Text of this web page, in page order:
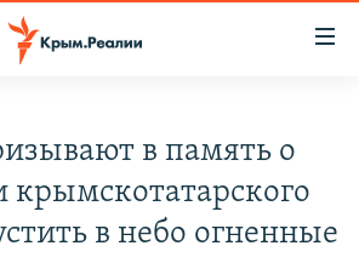
в память о
крымскотатарского
в небо огненные